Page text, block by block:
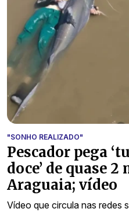
"SONHO REALIZADO"
Pescador pega
doce’ de quase
Araguaia; vídeo
Vídeo que circula nas redes